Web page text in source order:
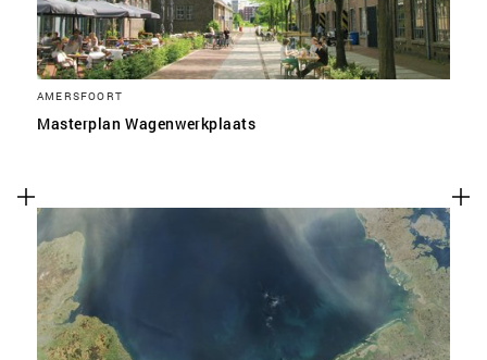
AMERSFOORT
Masterplan Wagenwerkplaats